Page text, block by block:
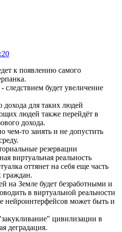
к появлению самого
будет увеличение
дохода для таких людей
людей также перейдёт в
дохода.
чем-то занять и не допустить
резервации
виртуальная реальность
оттянет на себя еще часть
на Земле будет безработными и
в виртуальной реальности
нейроинтерфейсов может быть и
цивилизации в
деградация.